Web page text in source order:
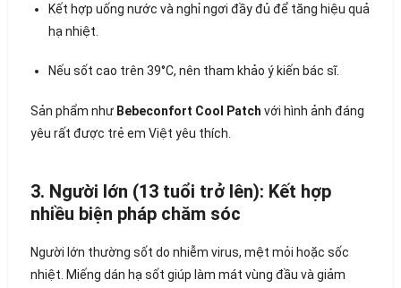
Kết hợp uống nước và nghỉ ngơi đầy đủ để tăng hiệu quả
hạ nhiệt.
Nếu sốt cao trên 39°C, nên tham khảo ý kiến bác sĩ.
Sản phẩm như Bebeconfort Cool Patch với hình ảnh đáng
yêu rất được trẻ em Việt yêu thích.
3. Người lớn (13 tuổi trở lên): Kết hợp
nhiều biện pháp chăm sóc
Người lớn thường sốt do nhiễm virus, mệt mỏi hoặc sốc
nhiệt. Miếng dán hạ sốt giúp làm mát vùng đầu và giảm